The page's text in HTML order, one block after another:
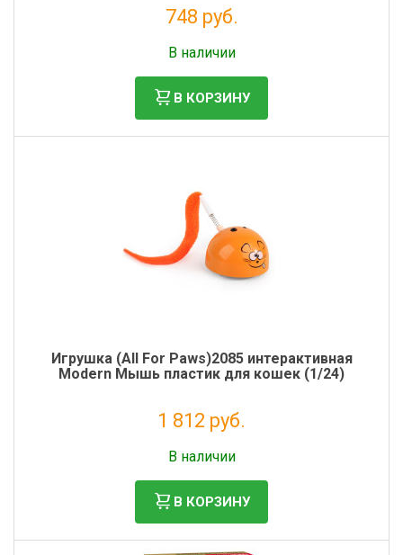
748 руб.
В наличии
В КОРЗИНУ
Игрушка (All For Paws)2085 интерактивная
Modern Мышь пластик для кошек (1/24)
1 812 руб.
В наличии
В КОРЗИНУ